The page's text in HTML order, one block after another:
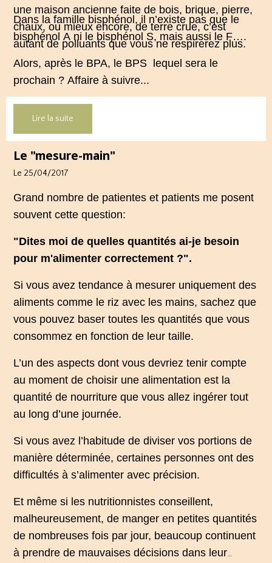
une maison ancienne faite de bois, brique, pierre,
chaux, ou mieux encore, de terre crue, c’est
autant de polluants que vous ne respirerez plus.
Dans la famille bisphénol, il n’existe pas que le
bisphénol A ni le bisphénol S, mais aussi le F….
Alors, après le BPA, le BPS lequel sera le
prochain ? Affaire à suivre...
Lire la suite
Le "mesure-main"
Le 25/04/2017
Grand nombre de patientes et patients me posent
souvent cette question:
"Dites moi de quelles quantités ai-je besoin
pour m'alimenter correctement ?".
Si vous avez tendance à mesurer uniquement des
aliments comme le riz avec les mains, sachez que
vous pouvez baser toutes les quantités que vous
consommez en fonction de leur taille.
L’un des aspects dont vous devriez tenir compte
au moment de choisir une alimentation est la
quantité de nourriture que vous allez ingérer tout
au long d’une journée.
Si vous avez l’habitude de diviser vos portions de
manière déterminée, certaines personnes ont des
difficultés à s’alimenter avec précision.
Et même si les nutritionnistes conseillent,
malheureusement, de manger en petites quantités
de nombreuses fois par jour, beaucoup continuent
à prendre de mauvaises décisions dans leur